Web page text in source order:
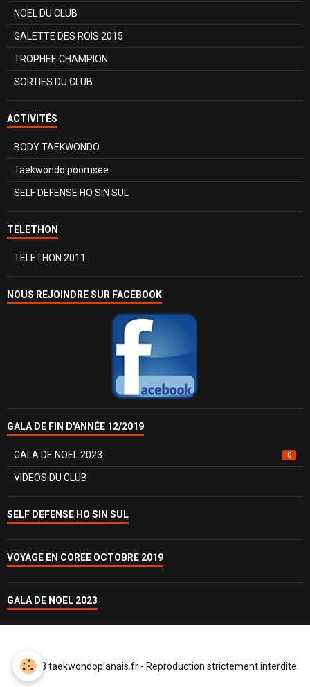
NOEL DU CLUB
GALETTE DES ROIS 2015
TROPHEE CHAMPION
SORTIES DU CLUB
ACTIVITÉS
BODY TAEKWONDO
Taekwondo poomsee
SELF DEFENSE HO SIN SUL
TELETHON
TELETHON 2011
NOUS REJOINDRE SUR FACEBOOK
GALA DE FIN D'ANNÉE 12/2019
GALA DE NOEL 2023 0
VIDEOS DU CLUB
SELF DEFENSE HO SIN SUL
VOYAGE EN COREE OCTOBRE 2019
GALA DE NOEL 2023
© 2018 taekwondoplanais.fr - Reproduction strictement interdite